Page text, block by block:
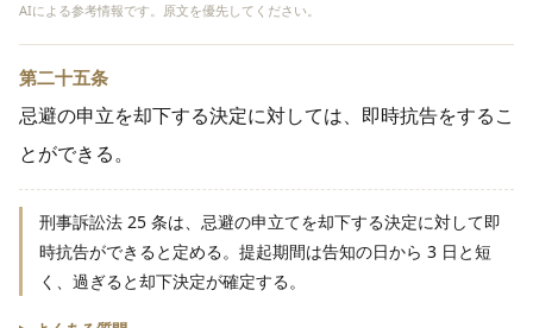
AIによる参考情報です。原文を優先してください。
第二十五条
忌避の申立を却下する決定に対しては、即時抗告をするこ
とができる。
刑事訴訟法 25 条は、忌避の申立てを却下する決定に対して即
時抗告ができると定める。提起期間は告知の日から 3 日と短
く、過ぎると却下決定が確定する。